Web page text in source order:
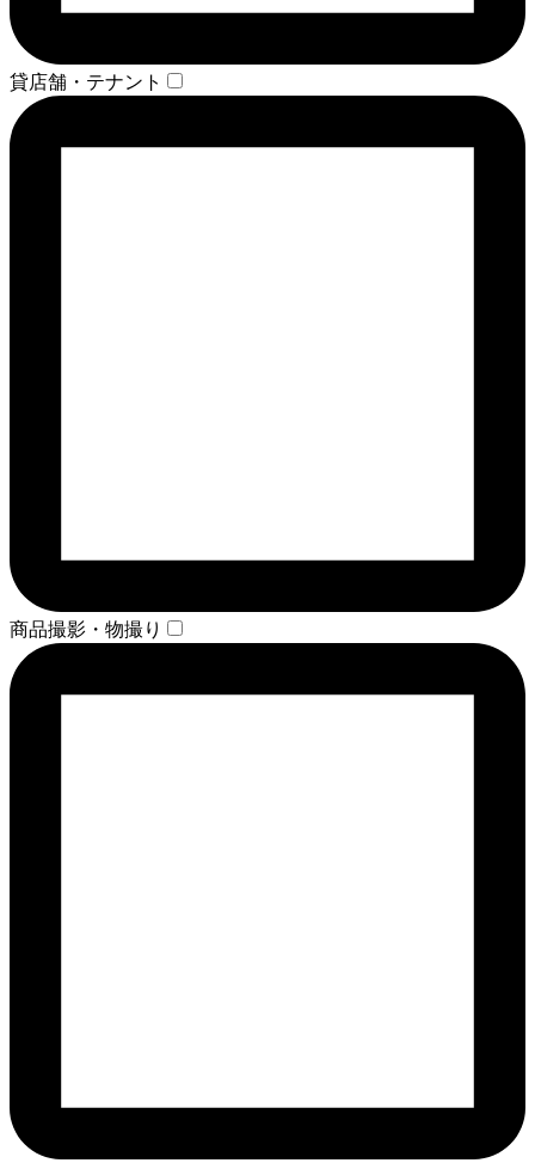
貸店舗・テナント
商品撮影・物撮り